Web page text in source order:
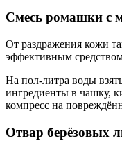
Смесь ромашки с
От раздражения кожи
эффективным
На пол-литра воды
ингредиенты в чашку,
компресс на
Отвар берёзовых